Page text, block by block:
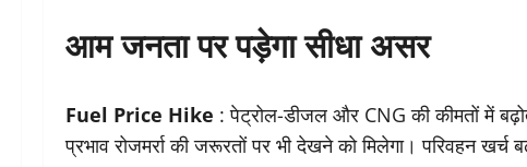
आम जनता पर पड़ेगा सीधा असर
Fuel Price Hike : पेट्रोल-डीजल और CNG की कीमतों में
प्रभाव रोजमर्रा की जरूरतों पर भी देखने को मिलेगा। परिवहन